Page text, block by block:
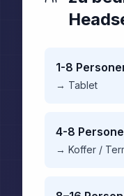
1-8
→ Tablet
4-8
→ Koffer /